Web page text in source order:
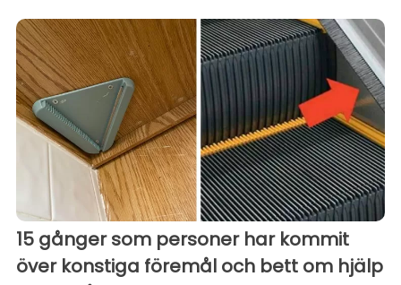
15 gånger som personer har kommit
över konstiga föremål och bett om hjälp